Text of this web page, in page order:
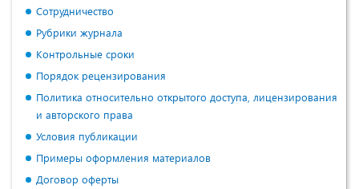
Сотрудничество
Рубрики журнала
Контрольные сроки
Порядок рецензирования
Политика относительно открытого доступа, лицензирования
и авторского права
Условия публикации
Примеры оформления материалов
Договор оферты